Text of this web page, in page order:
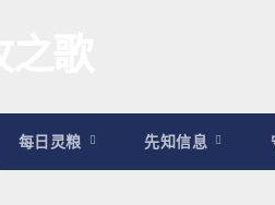
每日灵粮 先知信息